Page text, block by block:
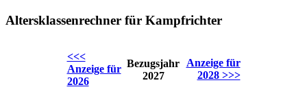
Altersklassenrechner für Kampfrichter
<<<
Anzeige für
2026
Bezugsjahr
2027
Anzeige für
2028 >>>